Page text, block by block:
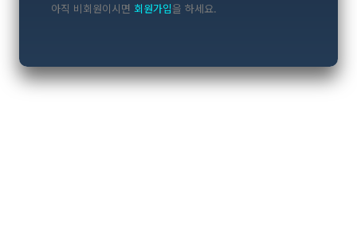
아직 비회원이시면 회원가입을 하세요.